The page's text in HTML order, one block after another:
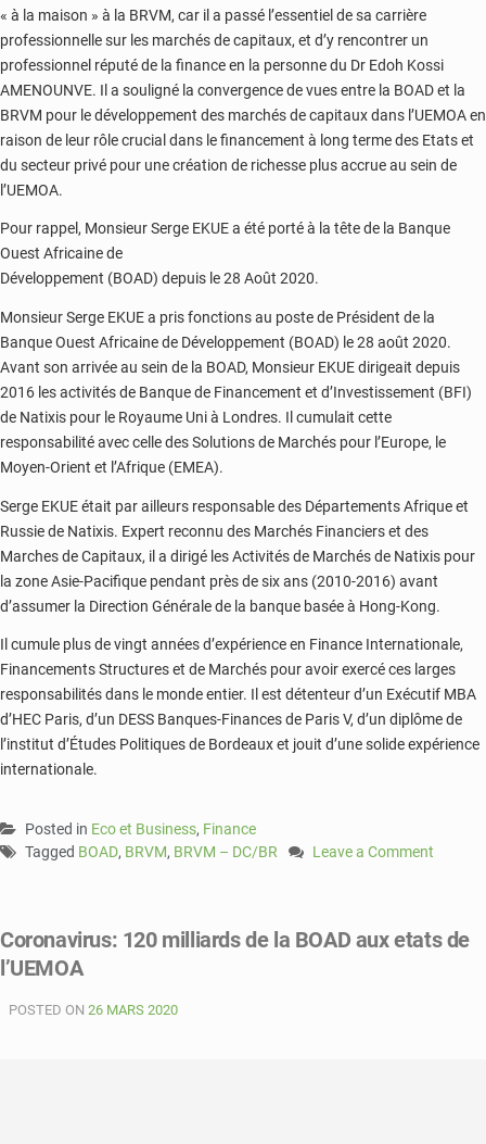
« à la maison » à la BRVM, car il a passé l’essentiel de sa carrière
professionnelle sur les marchés de capitaux, et d’y rencontrer un
professionnel réputé de la finance en la personne du Dr Edoh Kossi
AMENOUNVE. Il a souligné la convergence de vues entre la BOAD et la
BRVM pour le développement des marchés de capitaux dans l’UEMOA en
raison de leur rôle crucial dans le financement à long terme des Etats et
du secteur privé pour une création de richesse plus accrue au sein de
l’UEMOA.
Pour rappel, Monsieur Serge EKUE a été porté à la tête de la Banque
Ouest Africaine de
Développement (BOAD) depuis le 28 Août 2020.
Monsieur Serge EKUE a pris fonctions au poste de Président de la
Banque Ouest Africaine de Développement (BOAD) le 28 août 2020.
Avant son arrivée au sein de la BOAD, Monsieur EKUE dirigeait depuis
2016 les activités de Banque de Financement et d’Investissement (BFI)
de Natixis pour le Royaume Uni à Londres. Il cumulait cette
responsabilité avec celle des Solutions de Marchés pour l’Europe, le
Moyen-Orient et l’Afrique (EMEA).
Serge EKUE était par ailleurs responsable des Départements Afrique et
Russie de Natixis. Expert reconnu des Marchés Financiers et des
Marches de Capitaux, il a dirigé les Activités de Marchés de Natixis pour
la zone Asie-Pacifique pendant près de six ans (2010-2016) avant
d’assumer la Direction Générale de la banque basée à Hong-Kong.
Il cumule plus de vingt années d’expérience en Finance Internationale,
Financements Structures et de Marchés pour avoir exercé ces larges
responsabilités dans le monde entier. Il est détenteur d’un Exécutif MBA
d’HEC Paris, d’un DESS Banques-Finances de Paris V, d’un diplôme de
l’institut d’Études Politiques de Bordeaux et jouit d’une solide expérience
internationale.
Posted in Eco et Business, Finance
Tagged BOAD, BRVM, BRVM – DC/BR
Leave a Comment
travail
Coronavirus: 120 milliards de la BOAD aux etats de
l’UEMOA
POSTED ON 26 MARS 2020